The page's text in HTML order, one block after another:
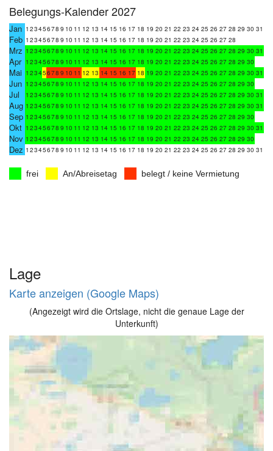
Belegungs-Kalender 2027
Jan 1 2345678 9 10 11 12 13 14 15 16 17 18 19 20 21 22 23 24 25 26 27 28 29 30 31
Feb 1 2345678 9 10 11 12 13 14 15 16 17 18 19 20 21 22 23 24 25 26 27 28
Mrz 1 2345678 9 10 11 12 13 14 15 16 17 18 19 20 21 22 23 24 25 26 27 28 29 30 31
Apr 1 2345678 9 10 11 12 13 14 15 16 17 18 19 20 21 22 23 24 25 26 27 28 29 30
Mai 1 2345678 9 10 11 12 13 14 15 16 17 18 19 20 21 22 23 24 25 26 27 28 29 30 31
Jun 1 2345678 9 10 11 12 13 14 15 16 17 18 19 20 21 22 23 24 25 26 27 28 29 30
Jul 1 2345678 9 10 11 12 13 14 15 16 17 18 19 20 21 22 23 24 25 26 27 28 29 30 31
Aug 1 2345678 9 10 11 12 13 14 15 16 17 18 19 20 21 22 23 24 25 26 27 28 29 30 31
Sep 1 2345678 9 10 11 12 13 14 15 16 17 18 19 20 21 22 23 24 25 26 27 28 29 30
Okt 1 2345678 9 10 11 12 13 14 15 16 17 18 19 20 21 22 23 24 25 26 27 28 29 30 31
Nov 1 2345678 9 10 11 12 13 14 15 16 17 18 19 20 21 22 23 24 25 26 27 28 29 30
Dez 1 2345678 9 10 11 12 13 14 15 16 17 18 19 20 21 22 23 24 25 26 27 28 29 30 31
frei An/Abreisetag belegt / keine Vermietung
Lage
Karte anzeigen (Google Maps)
(Angezeigt wird die Ortslage, nicht die genaue Lage der
Unterkunft)